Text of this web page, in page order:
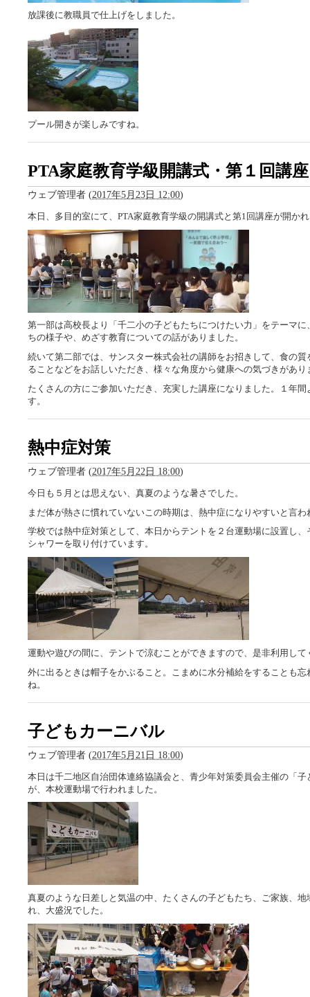
放課後に教職員で仕上げをしました。
プール開きが楽しみですね。
PTA家庭教育学級開講式・第１回講座
ウェブ管理者 (2017年5月23日 12:00)
本日、多目的室にて、PTA家庭教育学級の開講式と第1回講座が開か
第一部は高校長より「千二小の子どもたちにつけたい力」をテーマに
ちの様子や、めざす教育についての話がありました。
続いて第二部では、サンスター株式会社の講師をお招きして、食の質
ることなどをお話しいただき、様々な角度から健康への気づきがあり
たくさんの方にご参加いただき、充実した講座になりました。１年
す。
熱中症対策
ウェブ管理者 (2017年5月22日 18:00)
今日も５月とは思えない、真夏のような暑さでした。
まだ体が熱さに慣れていないこの時期は、熱中症になりやすいと言わ
学校では熱中症対策として、本日からテントを２台運動場に設置し、
シャワーを取り付けています。
運動や遊びの間に、テントで涼むことができますので、是非利用して
外に出るときは帽子をかぶること。こまめに水分補給をすることも忘
ね。
子どもカーニバル
ウェブ管理者 (2017年5月21日 18:00)
本日は千二地区自治団体連絡協議会と、青少年対策委員会主催の「子
が、本校運動場で行われました。
真夏のような日差しと気温の中、たくさんの子どもたち、ご家族、地
れ、大盛況でした。